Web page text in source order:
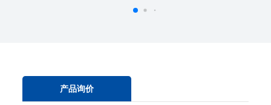
产品询价